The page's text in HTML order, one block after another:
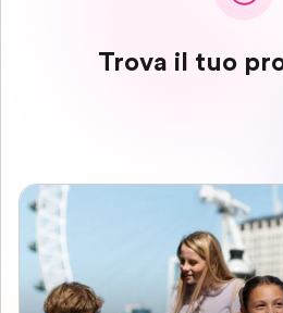
Trova il tuo